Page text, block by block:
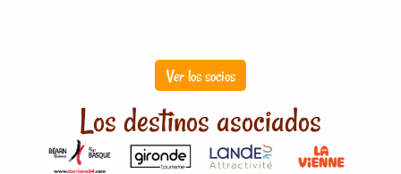
Ver los socios
Los destinos asociados